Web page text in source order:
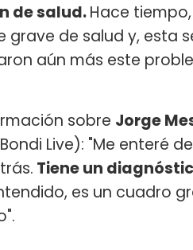
de salud.Hace
grave de salud y, esta
aún más este
sobre Jorge
Live): "Me enteré
Tiene un
es un cuadro